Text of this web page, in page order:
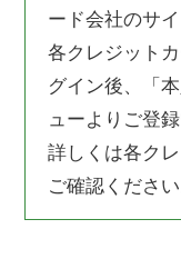
ード会社のサ
各クレジット
グイン後、「
ューよりご登
詳しくは各ク
ご確認ください